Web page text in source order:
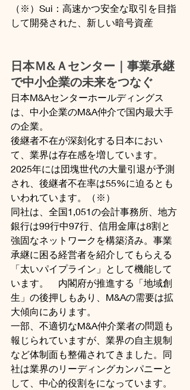
（※）Sui：高速かつ安全な取引を目指
して開発された、新しい暗号資産
日本Ｍ&Ａセンター｜事業承継
で中小企業の未来をつなぐ
日本M&Aセンターホールディングス
は、中小企業のM&A仲介で国内最大手
の企業。
後継者不在が深刻化する日本におい
て、業界は存在感を増しています。
2025年には団塊世代の大量引退が予測
され、後継者不在率は55%に迫るとも
いわれています。（※）
同社は、全国1,051の会計事務所、地方
銀行は99行中97行、信用金庫は8割と
強固なネットワークを構築済み。事業
承継に困る経営者を紹介してもらえる
「太いパイプライン」として機能して
います。　内閣府が推進する「地域創
生」の後押しもあり、M&Aの需要は拡
大傾向にあります。
一部、不適切なM&A仲介業者の問題も
報じられていますが、業界の自主規制
など体制面も整備されてきました。同
社は業界のリーディングカンパニーと
して、中心的役割をになっています。